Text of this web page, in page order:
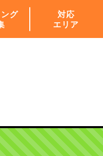
グ
対応
エリア